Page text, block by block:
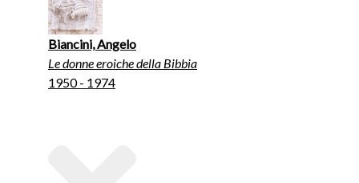
Biancini, Angelo
Le donne eroiche della Bibbia
1950 - 1974